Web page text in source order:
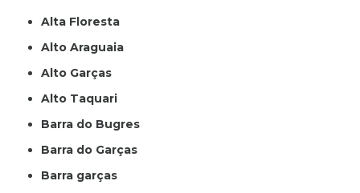
Alta Floresta
Alto Araguaia
Alto Garças
Alto Taquari
Barra do Bugres
Barra do Garças
Barra garças